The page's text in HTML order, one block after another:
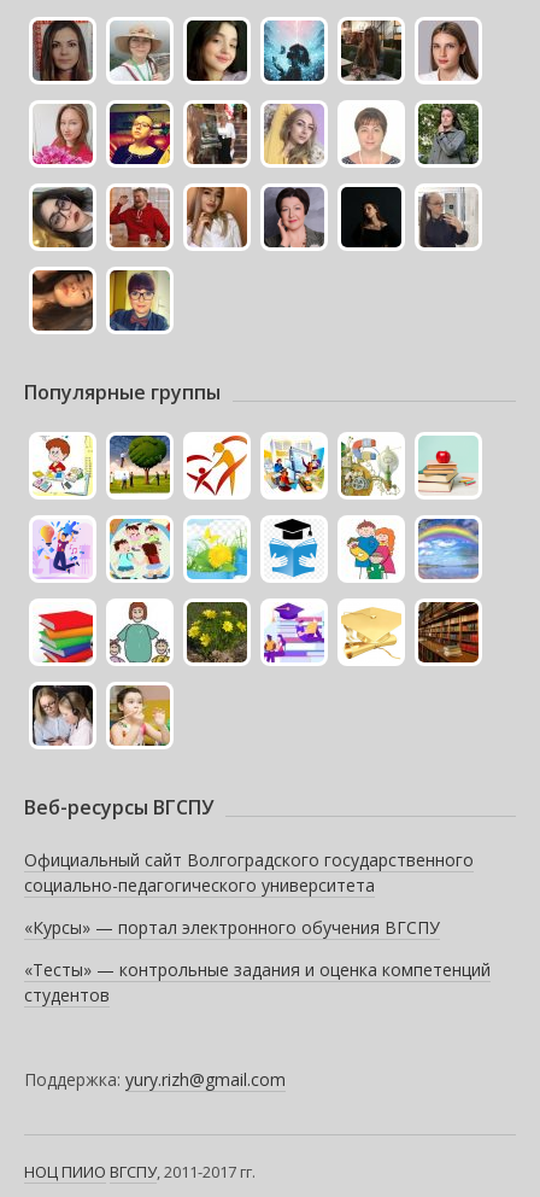
Популярные группы
Веб-ресурсы ВГСПУ
Официальный сайт Волгоградского государственного
социально-педагогического университета
«Курсы» — портал электронного обучения ВГСПУ
«Тесты» — контрольные задания и оценка компетенций
студентов
Поддержка: yury.rizh@gmail.com
НОЦ ПИИО ВГСПУ, 2011-2017 гг.